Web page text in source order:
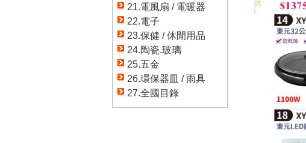
21.電風扇 / 電暖器
22.電子
23.保健 / 休閒用品
24.陶瓷.玻璃
25.五金
26.環保器皿 / 雨具
27.全國目錄